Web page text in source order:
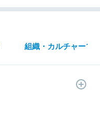
組織・カルチャー